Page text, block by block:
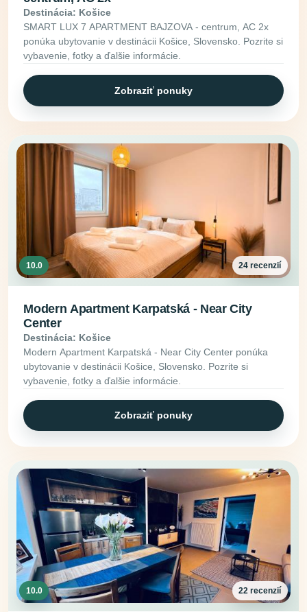
Destinácia: Košice
SMART LUX 7 APARTMENT BAJZOVA - centrum, AC 2x
ponúka ubytovanie v destinácii Košice, Slovensko. Pozrite si
vybavenie, fotky a ďalšie informácie.
Zobraziť ponuky
10.0 24 recenzií
Modern Apartment Karpatská - Near City
Center
Destinácia: Košice
Modern Apartment Karpatská - Near City Center ponúka
ubytovanie v destinácii Košice, Slovensko. Pozrite si
vybavenie, fotky a ďalšie informácie.
Zobraziť ponuky
10.0 22 recenzií